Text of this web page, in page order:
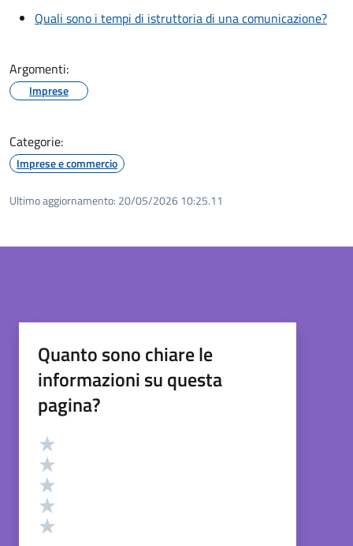
Quali sono i tempi di istruttoria di una comunicazione?
Argomenti:
Imprese
Categorie:
Imprese e commercio
Ultimo aggiornamento: 20/05/2026 10:25.11
Quanto sono chiare le
informazioni su questa
pagina?
Valutazione